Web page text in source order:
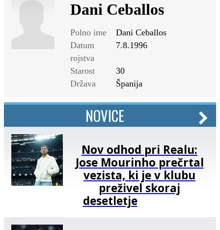
Dani Ceballos
Polno ime
Dani Ceballos
Datum
rojstva
7.8.1996
Starost
30
Država
Španija
NOVICE
Nov odhod pri Realu:
Jose Mourinho prečrtal
vezista, ki je v klubu
preživel skoraj
desetletje